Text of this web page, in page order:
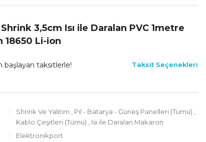
3,5cm Isı ile Daralan PVC 1metre
18650 Li-ion
başlayan taksitlerle! Taksit Seçenekleri
Shrink Ve Yalıtım Pil - Batarya - Güneş Panelleri (Tümü)
Kablo Çeşitleri (Tümü)
Isı ile Daralan Makaron
Elektronikport